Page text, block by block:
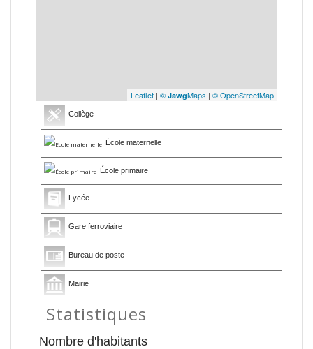
Leaflet | © JawgMaps | © OpenStreetMap
Collège
École maternelle
École primaire
Lycée
Gare ferroviaire
Bureau de poste
Mairie
Statistiques
Nombre d'habitants